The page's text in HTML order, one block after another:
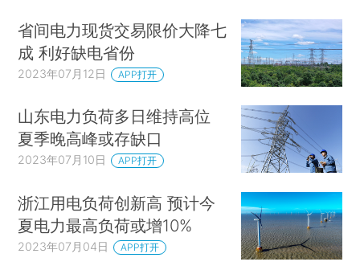
省间电力现货交易限价大降七
成 利好缺电省份
2023年07月12日 APP打开
山东电力负荷多日维持高位
夏季晚高峰或存缺口
2023年07月10日 APP打开
浙江用电负荷创新高 预计今
夏电力最高负荷或增10%
2023年07月04日 APP打开